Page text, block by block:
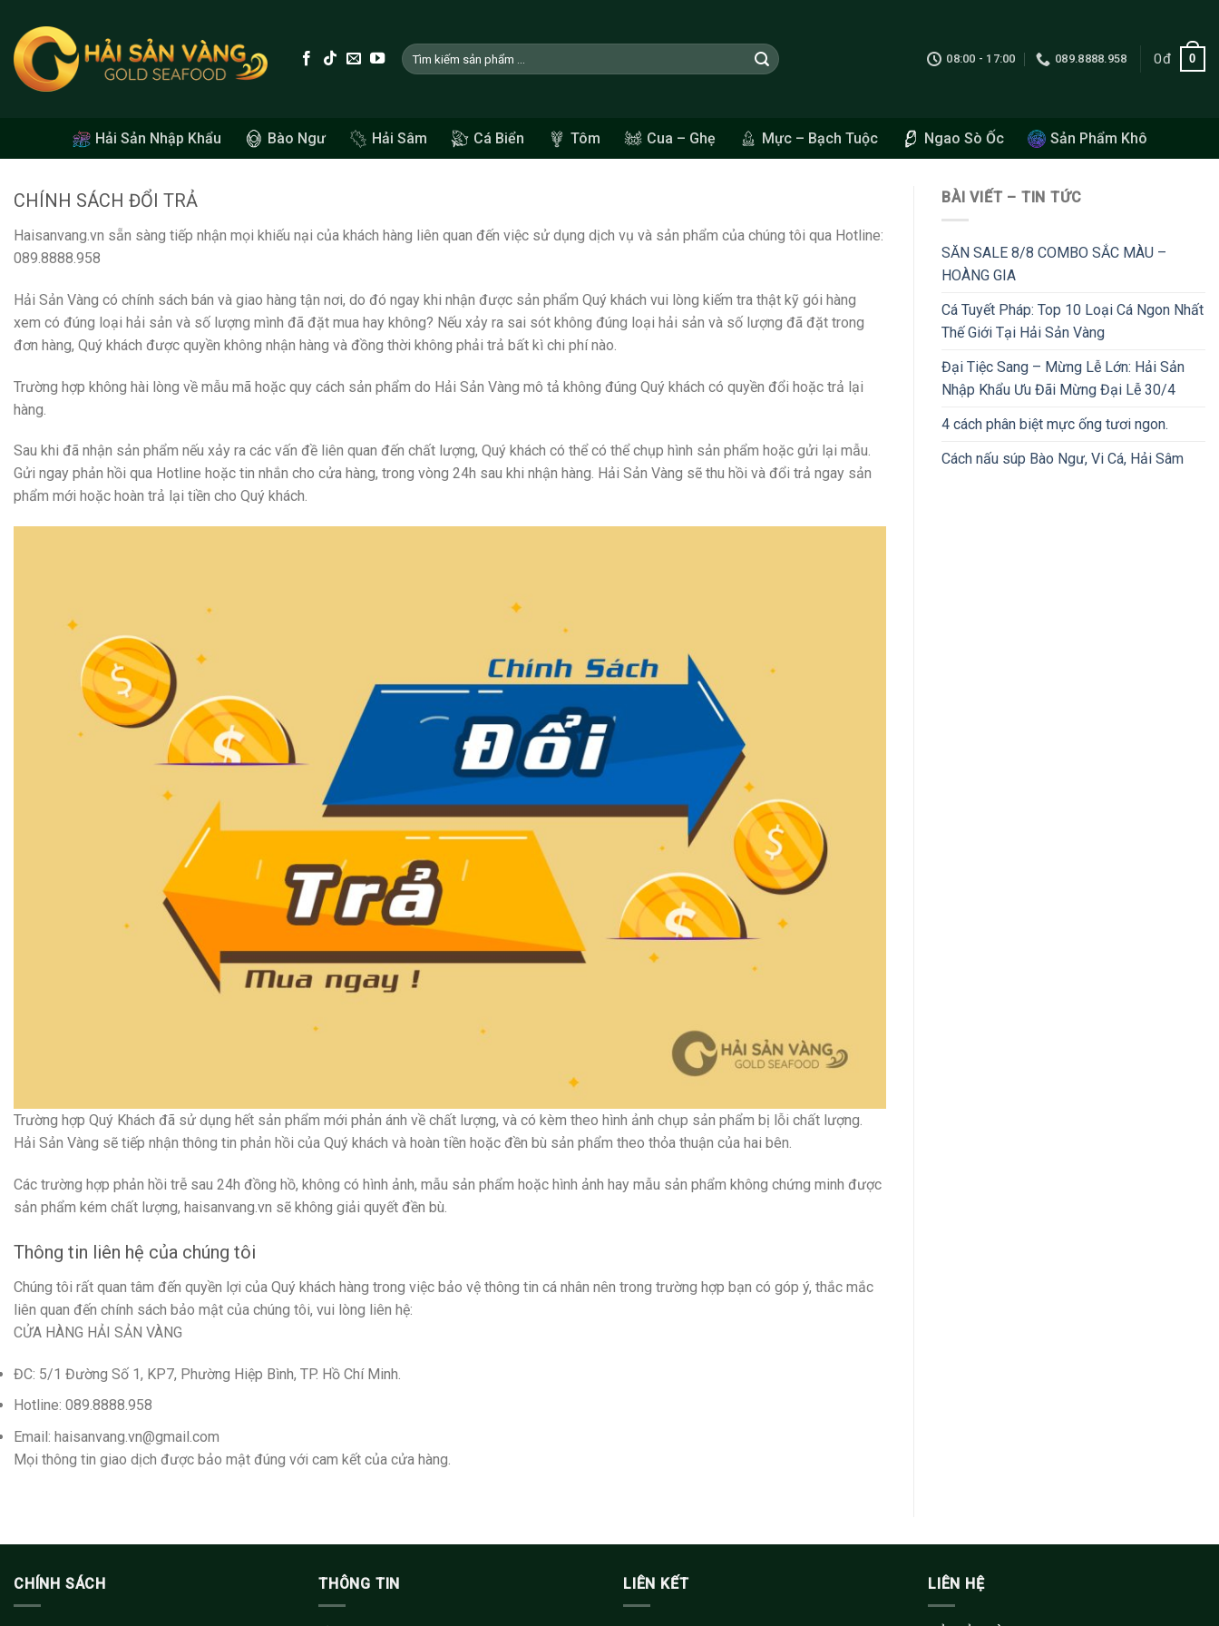
content
Tìm
kiếm:
08:00 - 17:00 089.8888.958 0đ 0
Hải Sản Nhập Khẩu Bào Ngư Hải Sâm Cá Biển Tôm Cua – Ghẹ Mực – Bạch Tuộc Ngao Sò Ốc Sản Phẩm Khô
CHÍNH SÁCH ĐỔI TRẢ
Haisanvang.vn sẵn sàng tiếp nhận mọi khiếu nại của khách hàng liên quan đến việc sử dụng dịch vụ và sản phẩm của chúng tôi qua Hotline:
089.8888.958
Hải Sản Vàng có chính sách bán và giao hàng tận nơi, do đó ngay khi nhận được sản phẩm Quý khách vui lòng kiếm tra thật kỹ gói hàng
xem có đúng loại hải sản và số lượng mình đã đặt mua hay không? Nếu xảy ra sai sót không đúng loại hải sản và số lượng đã đặt trong
đơn hàng, Quý khách được quyền không nhận hàng và đồng thời không phải trả bất kì chi phí nào.
Trường hợp không hài lòng về mẫu mã hoặc quy cách sản phẩm do Hải Sản Vàng mô tả không đúng Quý khách có quyền đổi hoặc trả lại
hàng.
Sau khi đã nhận sản phẩm nếu xảy ra các vấn đề liên quan đến chất lượng, Quý khách có thể có thể chụp hình sản phẩm hoặc gửi lại mẫu.
Gửi ngay phản hồi qua Hotline hoặc tin nhắn cho cửa hàng, trong vòng 24h sau khi nhận hàng. Hải Sản Vàng sẽ thu hồi và đổi trả ngay sản
phẩm mới hoặc hoàn trả lại tiền cho Quý khách.
Trường hợp Quý Khách đã sử dụng hết sản phẩm mới phản ánh về chất lượng, và có kèm theo hình ảnh chụp sản phẩm bị lỗi chất lượng.
Hải Sản Vàng sẽ tiếp nhận thông tin phản hồi của Quý khách và hoàn tiền hoặc đền bù sản phẩm theo thỏa thuận của hai bên.
Các trường hợp phản hồi trễ sau 24h đồng hồ, không có hình ảnh, mẫu sản phẩm hoặc hình ảnh hay mẫu sản phẩm không chứng minh được
sản phẩm kém chất lượng, haisanvang.vn sẽ không giải quyết đền bù.
Thông tin liên hệ của chúng tôi
Chúng tôi rất quan tâm đến quyền lợi của Quý ‎khách hàng trong việc bảo vệ thông tin cá nhân nên trong trường hợp bạn có góp ‎ý, thắc mắc
liên quan đến chính sách bảo mật của chúng tôi, vui lòng liên hệ:
CỬA HÀNG HẢI SẢN VÀNG
ĐC: 5/1 Đường Số 1, KP7, Phường Hiệp Bình, TP. Hồ Chí Minh.
Hotline: 089.8888.958
Email: haisanvang.vn@gmail.com
Mọi thông tin giao dịch được bảo mật đúng với cam kết của cửa hàng.
BÀI VIẾT – TIN TỨC
SĂN SALE 8/8 COMBO SẮC MÀU –
HOÀNG GIA
Cá Tuyết Pháp: Top 10 Loại Cá Ngon Nhất
Thế Giới Tại Hải Sản Vàng
Đại Tiệc Sang – Mừng Lễ Lớn: Hải Sản
Nhập Khẩu Ưu Đãi Mừng Đại Lễ 30/4
4 cách phân biệt mực ống tươi ngon.
Cách nấu súp Bào Ngư, Vi Cá, Hải Sâm
CHÍNH SÁCH THÔNG TIN LIÊN KẾT LIÊN HỆ